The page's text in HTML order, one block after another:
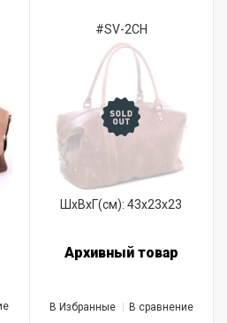
#SV-2CH
ШхВхГ(см): 43x23x23
Архивный товар
В Избранные В сравнение